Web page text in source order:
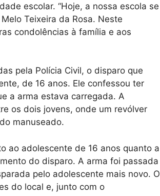
escolar. “Hoje, a nossa escola se
Teixeira da Rosa. Neste
condolências à família e aos
pela Polícia Civil, o disparo que
de 16 anos. Ele confessou ter
a arma estava carregada. A
os dois jovens, onde um revólver
manuseado.
ao adolescente de 16 anos quanto a
do disparo. A arma foi passada
pelo adolescente mais novo. O
do local e, junto com o